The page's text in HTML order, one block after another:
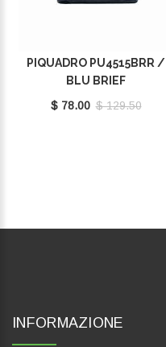
PIQUADRO PU4515BRR /
BLU BRIEF
$ 78.00 $ 129.50
INFORMAZIONE